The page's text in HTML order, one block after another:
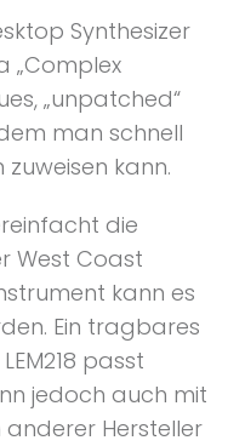
Synthesizer
„Complex
„unpatched“
man schnell
kann.
die
West Coast
kann es
Ein tragbares
passt
jedoch auch mit
anderer Hersteller